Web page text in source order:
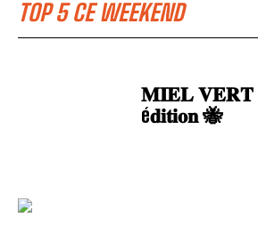
TOP 5 CE WEEKEND
𝐌𝐈𝐄𝐋 𝐕𝐄𝐑𝐓
é𝐝𝐢𝐭𝐢𝐨𝐧 🐝